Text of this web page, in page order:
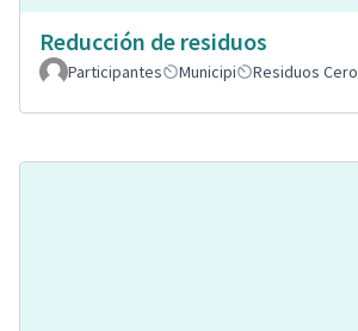
Reducción de residuos
Participantes
Municipi Residuos Cero